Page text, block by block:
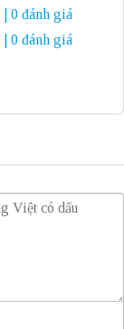
| 0 đánh giá
| 0 đánh giá